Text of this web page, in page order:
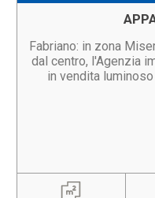
Fabriano: in zona
dal centro, l'Agenzia
in vendita